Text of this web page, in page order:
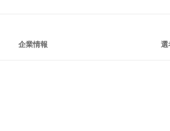
企業情報 選